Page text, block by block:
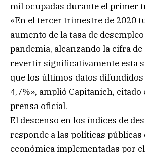
mil ocupadas durante el primer
«En el tercer trimestre de 2020
aumento de la tasa de
pandemia, alcanzando la cifra
revertir significativamente esta
que los últimos datos
4,7%», amplió Capitanich, citado
prensa oficial.
El descenso en los índices de
responde a las políticas públicas
económica implementadas por